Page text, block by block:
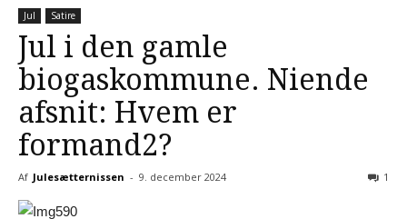
Jul Satire
Jul i den gamle
biogaskommune. Niende
afsnit: Hvem er
formand2?
Af Julesætternissen - 9. december 2024 1